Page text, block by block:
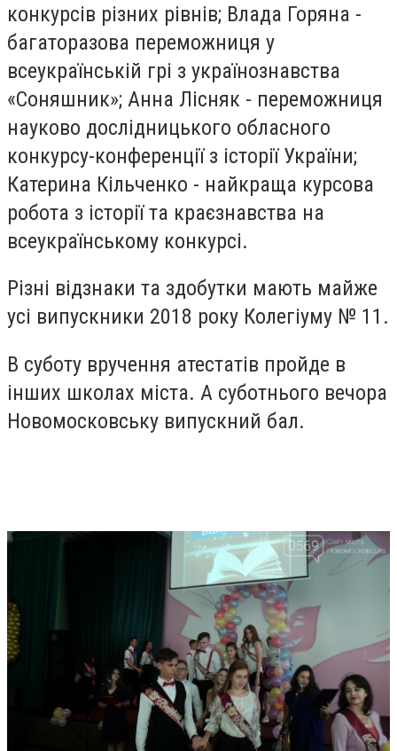
конкурсів різних рівнів; Влада Горяна -
багаторазова переможниця у
всеукраїнській грі з українознавства
«Соняшник»; Анна Лісняк - переможниця
науково дослідницького обласного
конкурсу-конференції з історії України;
Катерина Кільченко - найкраща курсова
робота з історії та краєзнавства на
всеукраїнському конкурсі.
Різні відзнаки та здобутки мають майже
усі випускники 2018 року Колегіуму № 11.
В суботу вручення атестатів пройде в
інших школах міста. А суботнього вечора
Новомосковську випускний бал.